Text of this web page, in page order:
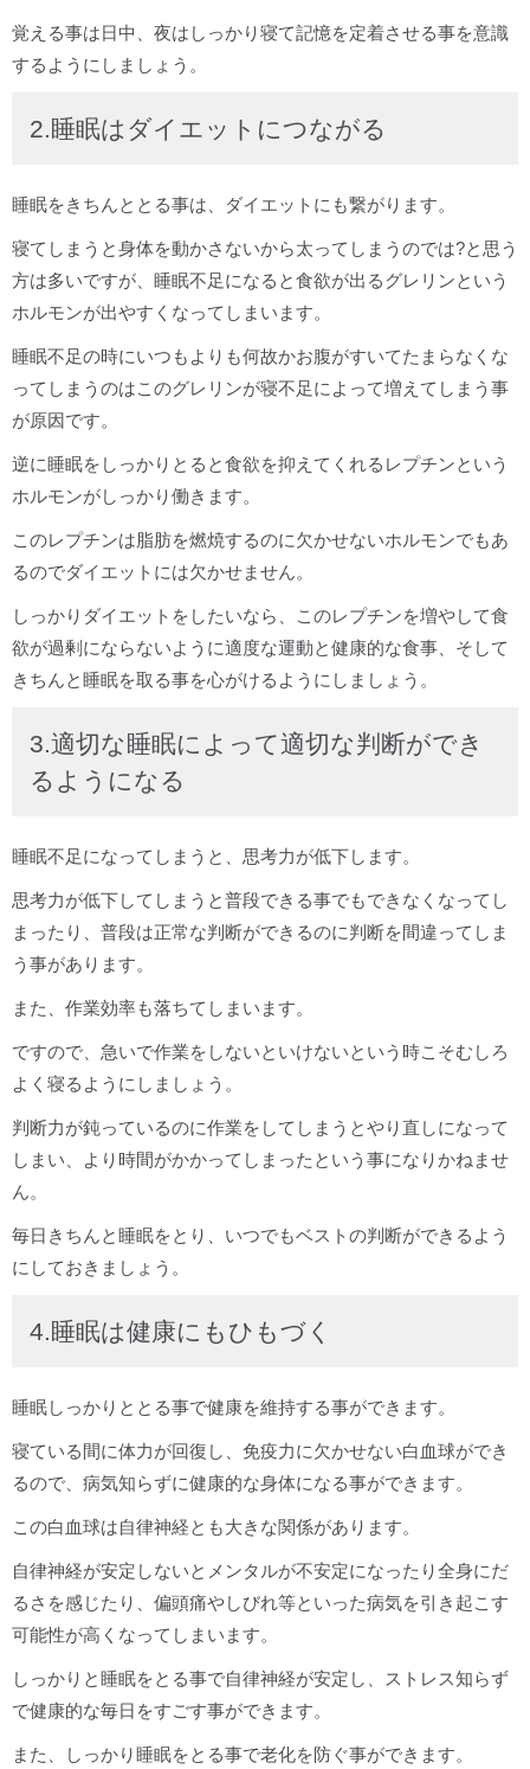
覚える事は日中、夜はしっかり寝て記憶を定着させる事を意識
するようにしましょう。
2.睡眠はダイエットにつながる
睡眠をきちんととる事は、ダイエットにも繋がります。
寝てしまうと身体を動かさないから太ってしまうのでは?と思う
方は多いですが、睡眠不足になると食欲が出るグレリンという
ホルモンが出やすくなってしまいます。
睡眠不足の時にいつもよりも何故かお腹がすいてたまらなくな
ってしまうのはこのグレリンが寝不足によって増えてしまう事
が原因です。
逆に睡眠をしっかりとると食欲を抑えてくれるレプチンという
ホルモンがしっかり働きます。
このレプチンは脂肪を燃焼するのに欠かせないホルモンでもあ
るのでダイエットには欠かせません。
しっかりダイエットをしたいなら、このレプチンを増やして食
欲が過剰にならないように適度な運動と健康的な食事、そして
きちんと睡眠を取る事を心がけるようにしましょう。
3.適切な睡眠によって適切な判断ができ
るようになる
睡眠不足になってしまうと、思考力が低下します。
思考力が低下してしまうと普段できる事でもできなくなってし
まったり、普段は正常な判断ができるのに判断を間違ってしま
う事があります。
また、作業効率も落ちてしまいます。
ですので、急いで作業をしないといけないという時こそむしろ
よく寝るようにしましょう。
判断力が鈍っているのに作業をしてしまうとやり直しになって
しまい、より時間がかかってしまったという事になりかねませ
ん。
毎日きちんと睡眠をとり、いつでもベストの判断ができるよう
にしておきましょう。
4.睡眠は健康にもひもづく
睡眠しっかりととる事で健康を維持する事ができます。
寝ている間に体力が回復し、免疫力に欠かせない白血球ができ
るので、病気知らずに健康的な身体になる事ができます。
この白血球は自律神経とも大きな関係があります。
自律神経が安定しないとメンタルが不安定になったり全身にだ
るさを感じたり、偏頭痛やしびれ等といった病気を引き起こす
可能性が高くなってしまいます。
しっかりと睡眠をとる事で自律神経が安定し、ストレス知らず
で健康的な毎日をすごす事ができます。
また、しっかり睡眠をとる事で老化を防ぐ事ができます。